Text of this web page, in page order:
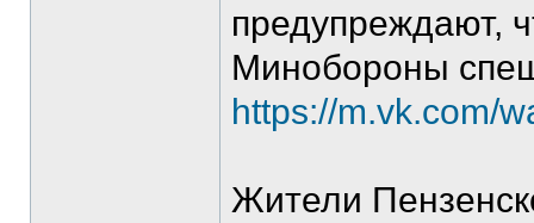
предупреждают,
Минобороны
https://m.vk.com/
Жители